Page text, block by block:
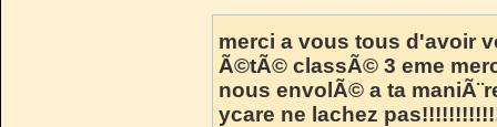
merci a vous tous d'avoir
Ã©tÃ© classÃ© 3 eme
nous envolÃ© a ta
ycare ne lachez